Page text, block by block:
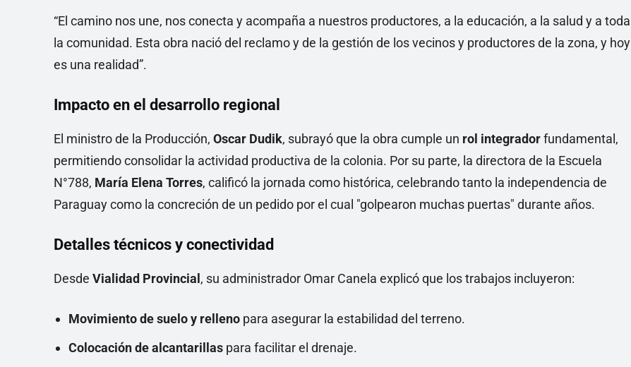
“El camino nos une, nos conecta y acompaña a nuestros productores, a la educación, a la salud y a toda
la comunidad. Esta obra nació del reclamo y de la gestión de los vecinos y productores de la zona, y hoy
es una realidad”.
Impacto en el desarrollo regional
El ministro de la Producción, Oscar Dudik, subrayó que la obra cumple un rol integradorfundamental,
permitiendo consolidar la actividad productiva de la colonia. Por su parte, la directora de la Escuela
N°788, María Elena Torres, calificó la jornada como histórica, celebrando tanto la independencia de
Paraguay como la concreción de un pedido por el cual "golpearon muchas puertas" durante años.
Detalles técnicos y conectividad
Desde Vialidad Provincial , su administrador Omar Canela explicó que los trabajos incluyeron:
Movimiento de suelo y relleno para asegurar la estabilidad del terreno.
Colocación de alcantarillas para facilitar el drenaje.